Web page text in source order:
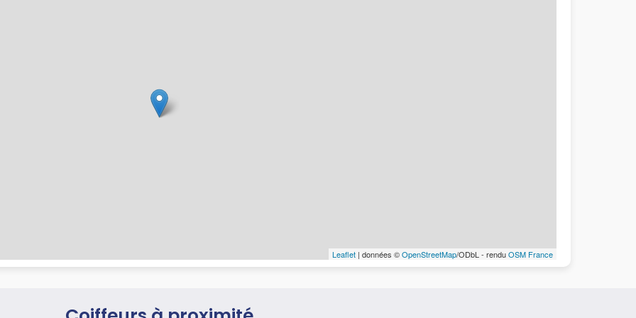
Leaflet | données ©OpenStreetMap/ODbL - renduOSM France